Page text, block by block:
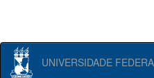
UNIVERSIDADE